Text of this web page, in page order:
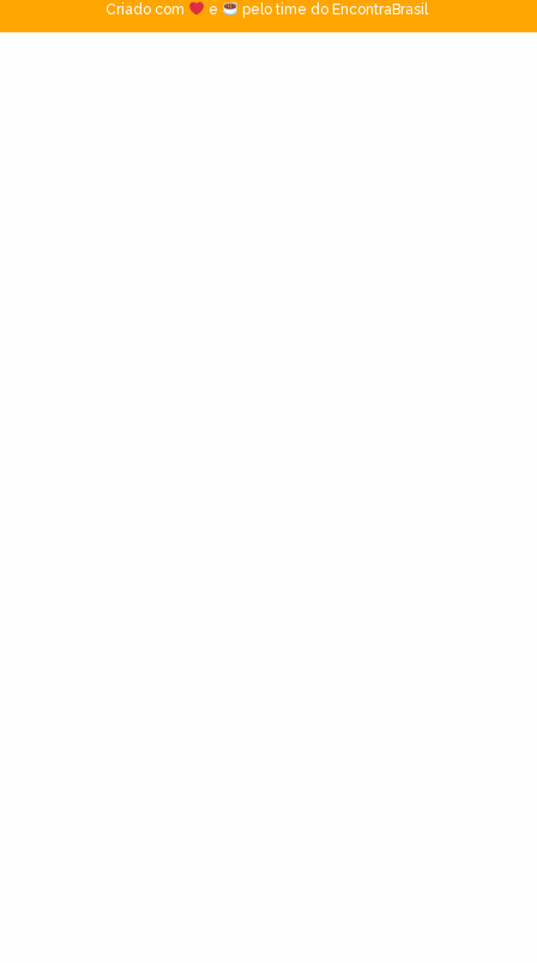
Criado com
e pelo time do EncontraBrasil